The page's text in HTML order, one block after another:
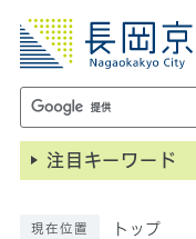
注目キーワード
現在位置 トップ